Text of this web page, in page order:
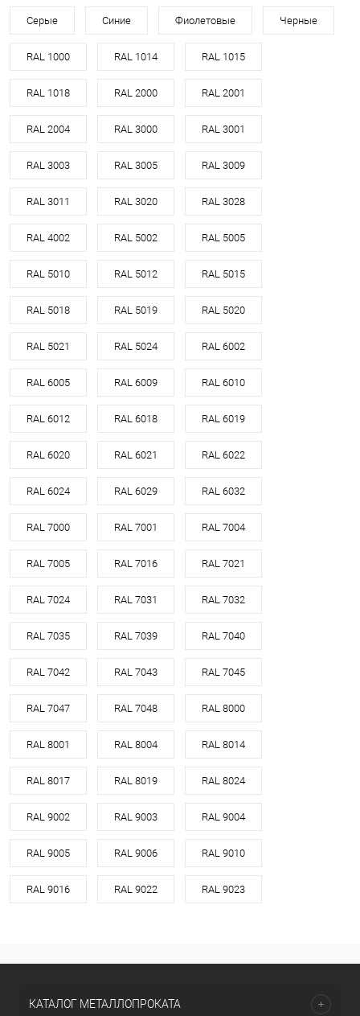
Серые Синие Фиолетовые Черные
RAL 1000 RAL 1014 RAL 1015
RAL 1018 RAL 2000 RAL 2001
RAL 2004 RAL 3000 RAL 3001
RAL 3003 RAL 3005 RAL 3009
RAL 3011 RAL 3020 RAL 3028
RAL 4002 RAL 5002 RAL 5005
RAL 5010 RAL 5012 RAL 5015
RAL 5018 RAL 5019 RAL 5020
RAL 5021 RAL 5024 RAL 6002
RAL 6005 RAL 6009 RAL 6010
RAL 6012 RAL 6018 RAL 6019
RAL 6020 RAL 6021 RAL 6022
RAL 6024 RAL 6029 RAL 6032
RAL 7000 RAL 7001 RAL 7004
RAL 7005 RAL 7016 RAL 7021
RAL 7024 RAL 7031 RAL 7032
RAL 7035 RAL 7039 RAL 7040
RAL 7042 RAL 7043 RAL 7045
RAL 7047 RAL 7048 RAL 8000
RAL 8001 RAL 8004 RAL 8014
RAL 8017 RAL 8019 RAL 8024
RAL 9002 RAL 9003 RAL 9004
RAL 9005 RAL 9006 RAL 9010
RAL 9016 RAL 9022 RAL 9023
КАТАЛОГ МЕТАЛЛОПРОКАТА